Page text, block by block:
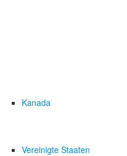
Kanada
Vereinigte Staaten